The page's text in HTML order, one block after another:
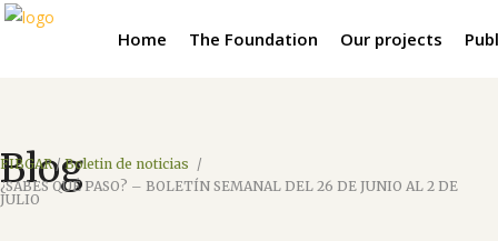
Home The Foundation Our projects
Blog
FIBGAR/Boletin de noticias /
¿SABES QUÉ PASO? – BOLETÍN SEMANAL DEL 26 DE JUNIO AL 2 DE
JULIO